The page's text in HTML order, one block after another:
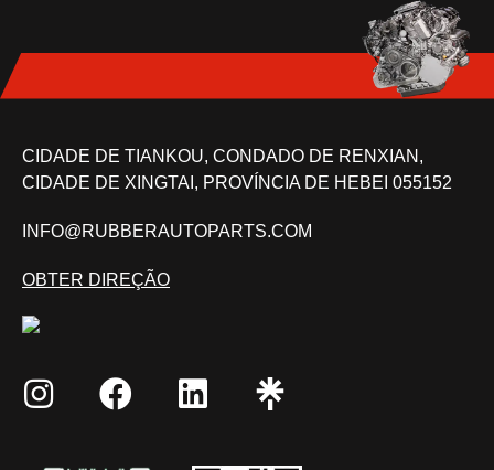
CIDADE DE TIANKOU, CONDADO DE RENXIAN,
CIDADE DE XINGTAI, PROVÍNCIA DE HEBEI 055152
INFO@RUBBERAUTOPARTS.COM
OBTER DIREÇÃO